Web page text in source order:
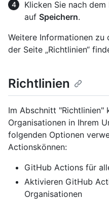
Klicken Sie nach
auf Speichern.
Weitere Informationen zu
der Seite „Richtlinien“
Richtlinien
Im Abschnitt "Richtlinien"
Organisationen in Ihrem
folgenden Optionen
Actionskönnen:
GitHub Actions für
Aktivieren GitHub
Organisationen